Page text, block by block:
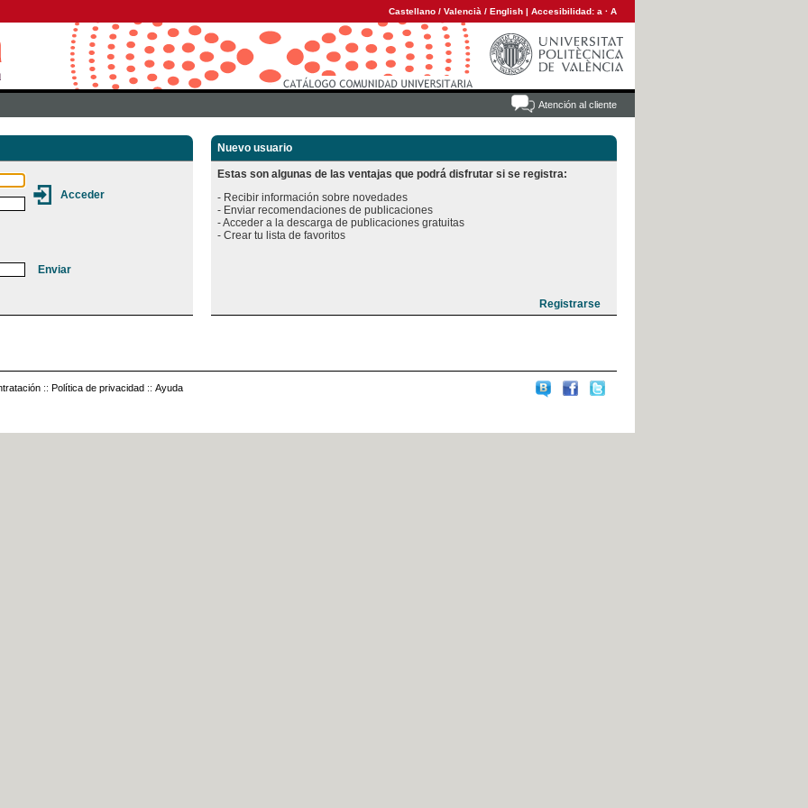
Castellano / Valencià / English | Accesibilidad: a · A
Atención al cliente
Nuevo usuario
Estas son algunas de las ventajas que podrá disfrutar si se registra:
- Recibir información sobre novedades
- Enviar recomendaciones de publicaciones
- Acceder a la descarga de publicaciones gratuitas
:: Política de privacidad :: Ayuda